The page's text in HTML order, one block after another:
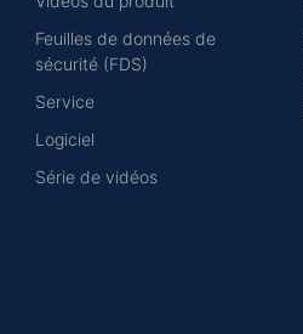
Feuilles de données de
sécurité (FDS)
Service
Logiciel
Série de vidéos